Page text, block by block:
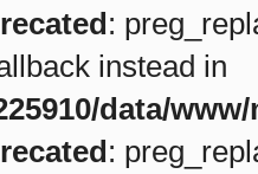
:
instead in
data/
: